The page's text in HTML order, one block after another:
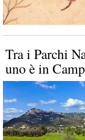
Tra i Parchi
uno è in